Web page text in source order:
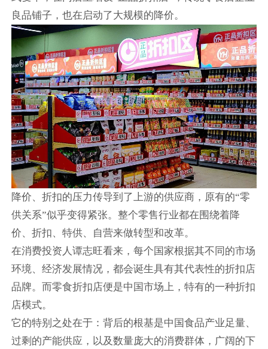
良品铺子，也在启动了大规模的降价。
降价、折扣的压力传导到了上游的供应商，原有的“零
供关系”似乎变得紧张。整个零售行业都在围绕着降
价、折扣、特供、自营来做转型和改革。
在消费投资人谭志旺看来，每个国家根据其不同的市场
环境、经济发展情况，都会诞生具有其代表性的折扣店
品牌。而零食折扣店便是中国市场上，特有的一种折扣
店模式。
它的特别之处在于：背后的根基是中国食品产业足量、
过剩的产能供应，以及数量庞大的消费群体，广阔的下